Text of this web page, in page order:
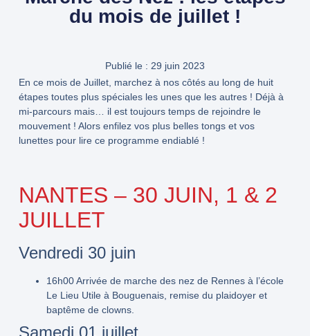
du mois de juillet !
Publié le : 29 juin 2023
En ce mois de Juillet, marchez à nos côtés au long de huit
étapes toutes plus spéciales les unes que les autres ! Déjà à
mi-parcours mais… il est toujours temps de rejoindre le
mouvement ! Alors enfilez vos plus belles tongs et vos
lunettes pour lire ce programme endiablé !
NANTES – 30 JUIN, 1 & 2
JUILLET
Vendredi 30 juin
16h00Arrivée de marche des nez de Rennes à l’école
Le Lieu Utile à Bouguenais, remise du plaidoyer et
baptême de clowns.
Samedi 01 juillet